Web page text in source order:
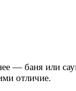
— баня или
отличие.